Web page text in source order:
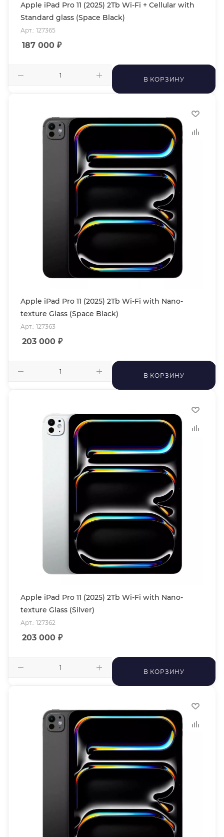
Apple iPad Pro 11 (2025) 2Tb Wi-Fi + Cellular with
Standard glass (Space Black)
Арт.: 127365
187 000 ₽
В КОРЗИНУ
Apple iPad Pro 11 (2025) 2Tb Wi-Fi with Nano-
texture Glass (Space Black)
Арт.: 127363
203 000 ₽
В КОРЗИНУ
Apple iPad Pro 11 (2025) 2Tb Wi-Fi with Nano-
texture Glass (Silver)
Арт.: 127362
203 000 ₽
В КОРЗИНУ